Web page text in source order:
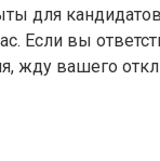
для
Если вы
жду вашего